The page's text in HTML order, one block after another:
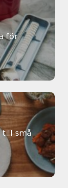
för
till små